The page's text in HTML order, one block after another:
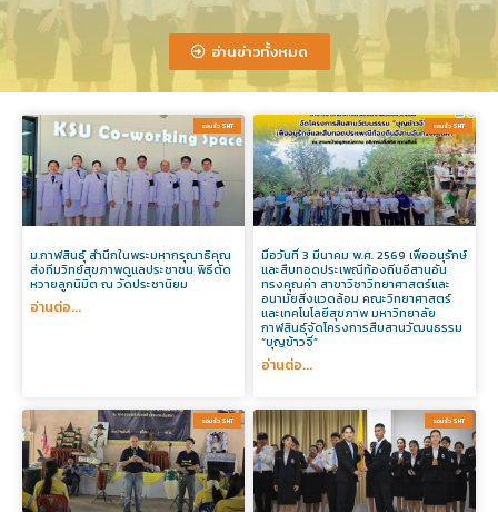
อ่านข่าวทั้งหมด
รอบรั้ว SHT​
ม.กาฬสินธุ์ สำนึกในพระมหากรุณาธิคุณ
ส่งทีมวิทย์สุขภาพดูแลประชาชน พิธีตัด
หวายลูกนิมิต ณ วัดประชานิยม
อ่านต่อ...
รอบรั้ว SHT​
มื่อวันที่ 3 มีนาคม พ.ศ. 2569 เพื่ออนุรักษ์
และสืบทอดประเพณีท้องถิ่นอีสานอัน
ทรงคุณค่า สาขาวิชาวิทยาศาสตร์และ
อนามัยสิ่งแวดล้อม คณะวิทยาศาสตร์
และเทคโนโลยีสุขภาพ มหาวิทยาลัย
กาฬสินธุ์จัดโครงการสืบสานวัฒนธรรม
“บุญข้าวจี่”
อ่านต่อ...
รอบรั้ว SHT​ รอบรั้ว SHT​